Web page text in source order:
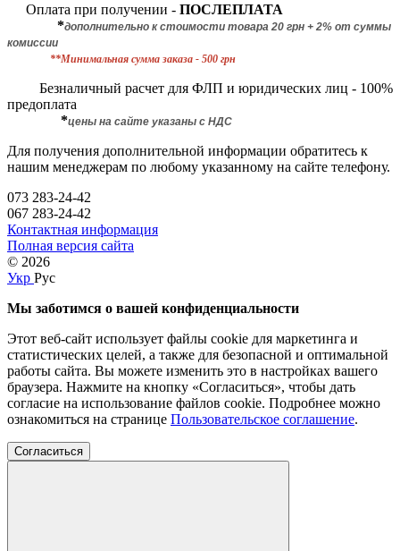
Оплата при получении - ПОСЛЕПЛАТА
*дополнительно к стоимости товара 20 грн + 2% от суммы
комиссии
**Минимальная сумма заказа - 500 грн
Безналичный расчет для ФЛП и юридических лиц - 100%
предоплата
*цены на сайте указаны с НДС
Для получения дополнительной информации обратитесь к
нашим менеджерам по любому указанному на сайте телефону.
073 283-24-42
067 283-24-42
Контактная информация
Полная версия сайта
© 2026
Укр Рус
Мы заботимся о вашей конфиденциальности
Этот веб-сайт использует файлы cookie для маркетинга и
статистических целей, а также для безопасной и оптимальной
работы сайта. Вы можете изменить это в настройках вашего
браузера. Нажмите на кнопку «Согласиться», чтобы дать
согласие на использование файлов cookie. Подробнее можно
ознакомиться на странице Пользовательское соглашение.
Согласиться